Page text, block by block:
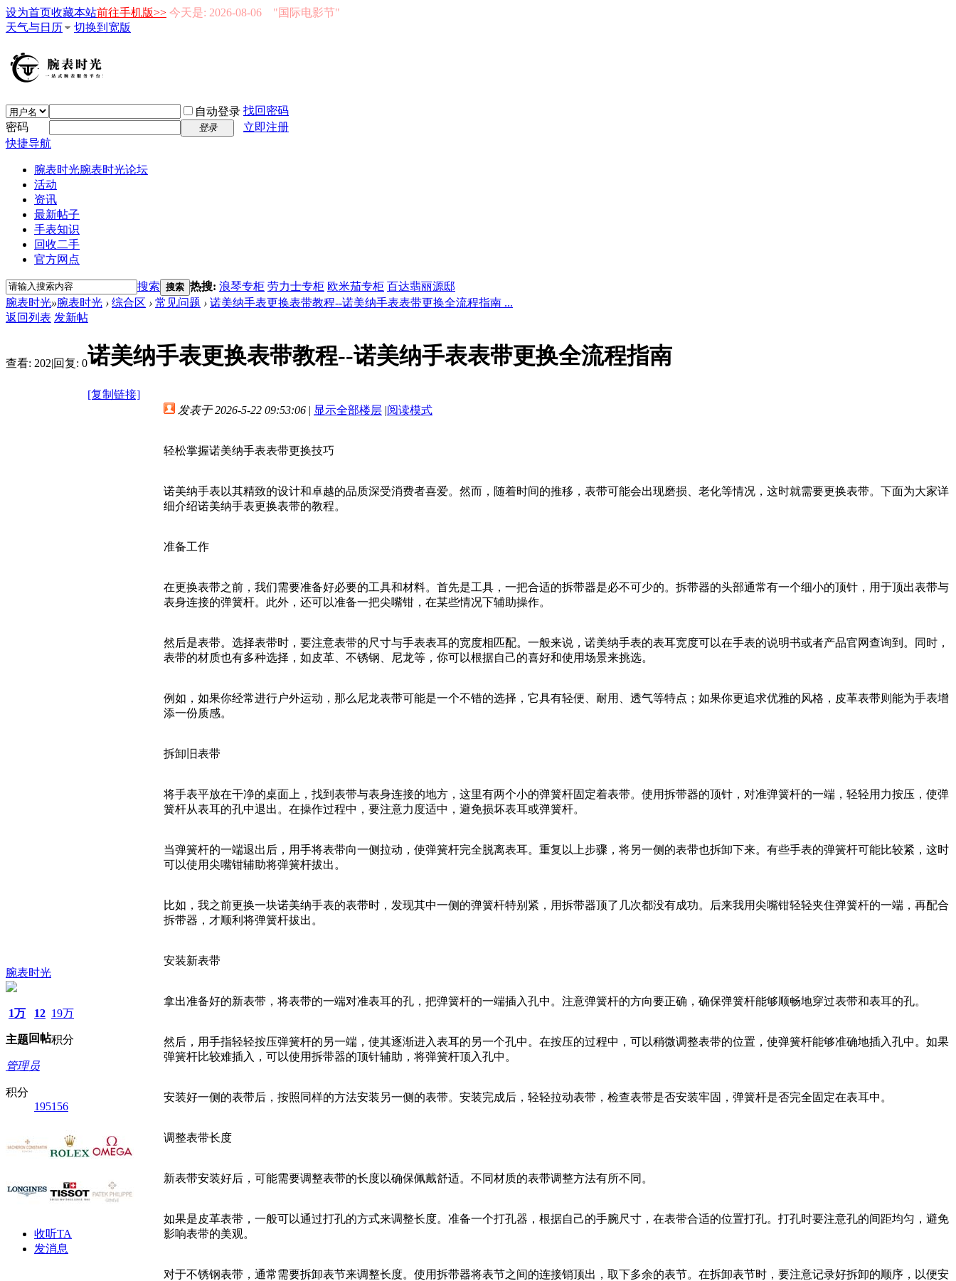
设为首页收藏本站前往手机版>> 今天是: 2026-08-06 "国际电影节"
天气与日历
切换到宽版
自动登录 找回密码
密码
登录
立即注册
快捷导航
腕表时光腕表时光论坛
活动
资讯
最新帖子
手表知识
回收二手
官方网点
搜索 搜索 热搜: 浪琴专柜 劳力士专柜 欧米茄专柜 百达翡丽源邸
腕表时光»腕表时光 › 综合区 › 常见问题 › 诺美纳手表更换表带教程--诺美纳手表表带更换全流程指南 ...
返回列表 发新帖
查看: 202|回复: 0诺美纳手表更换表带教程--诺美纳手表表带更换全流程指南
[复制链接]
腕表时光
1万
主题
12
回帖
19万
积分
管理员
积分
195156
收听TA
发消息
发表于 2026-5-22 09:53:06 | 显示全部楼层 |阅读模式
轻松掌握诺美纳手表表带更换技巧
诺美纳手表以其精致的设计和卓越的品质深受消费者喜爱。然而，随着时间的推移，表带可能会出现磨损、老化等情况，这时就需要更换表带。下面为大家详
细介绍诺美纳手表更换表带的教程。
准备工作
在更换表带之前，我们需要准备好必要的工具和材料。首先是工具，一把合适的拆带器是必不可少的。拆带器的头部通常有一个细小的顶针，用于顶出表带与
表身连接的弹簧杆。此外，还可以准备一把尖嘴钳，在某些情况下辅助操作。
然后是表带。选择表带时，要注意表带的尺寸与手表表耳的宽度相匹配。一般来说，诺美纳手表的表耳宽度可以在手表的说明书或者产品官网查询到。同时，
表带的材质也有多种选择，如皮革、不锈钢、尼龙等，你可以根据自己的喜好和使用场景来挑选。
例如，如果你经常进行户外运动，那么尼龙表带可能是一个不错的选择，它具有轻便、耐用、透气等特点；如果你更追求优雅的风格，皮革表带则能为手表增
添一份质感。
拆卸旧表带
将手表平放在干净的桌面上，找到表带与表身连接的地方，这里有两个小的弹簧杆固定着表带。使用拆带器的顶针，对准弹簧杆的一端，轻轻用力按压，使弹
簧杆从表耳的孔中退出。在操作过程中，要注意力度适中，避免损坏表耳或弹簧杆。
当弹簧杆的一端退出后，用手将表带向一侧拉动，使弹簧杆完全脱离表耳。重复以上步骤，将另一侧的表带也拆卸下来。有些手表的弹簧杆可能比较紧，这时
可以使用尖嘴钳辅助将弹簧杆拔出。
比如，我之前更换一块诺美纳手表的表带时，发现其中一侧的弹簧杆特别紧，用拆带器顶了几次都没有成功。后来我用尖嘴钳轻轻夹住弹簧杆的一端，再配合
拆带器，才顺利将弹簧杆拔出。
安装新表带
拿出准备好的新表带，将表带的一端对准表耳的孔，把弹簧杆的一端插入孔中。注意弹簧杆的方向要正确，确保弹簧杆能够顺畅地穿过表带和表耳的孔。
然后，用手指轻轻按压弹簧杆的另一端，使其逐渐进入表耳的另一个孔中。在按压的过程中，可以稍微调整表带的位置，使弹簧杆能够准确地插入孔中。如果
弹簧杆比较难插入，可以使用拆带器的顶针辅助，将弹簧杆顶入孔中。
安装好一侧的表带后，按照同样的方法安装另一侧的表带。安装完成后，轻轻拉动表带，检查表带是否安装牢固，弹簧杆是否完全固定在表耳中。
调整表带长度
新表带安装好后，可能需要调整表带的长度以确保佩戴舒适。不同材质的表带调整方法有所不同。
如果是皮革表带，一般可以通过打孔的方式来调整长度。准备一个打孔器，根据自己的手腕尺寸，在表带合适的位置打孔。打孔时要注意孔的间距均匀，避免
影响表带的美观。
对于不锈钢表带，通常需要拆卸表节来调整长度。使用拆带器将表节之间的连接销顶出，取下多余的表节。在拆卸表节时，要注意记录好拆卸的顺序，以便安